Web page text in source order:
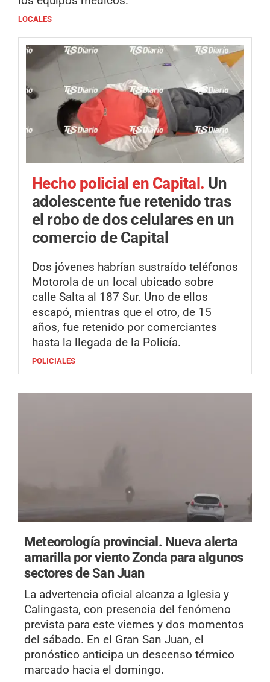
LOCALES
Hecho policial en Capital. Un
adolescente fue retenido tras
el robo de dos celulares en un
comercio de Capital
Dos jóvenes habrían sustraído teléfonos
Motorola de un local ubicado sobre
calle Salta al 187 Sur. Uno de ellos
escapó, mientras que el otro, de 15
años, fue retenido por comerciantes
hasta la llegada de la Policía.
POLICIALES
Meteorología provincial. Nueva alerta
amarilla por viento Zonda para algunos
sectores de San Juan
La advertencia oficial alcanza a Iglesia y
Calingasta, con presencia del fenómeno
prevista para este viernes y dos momentos
del sábado. En el Gran San Juan, el
pronóstico anticipa un descenso térmico
marcado hacia el domingo.